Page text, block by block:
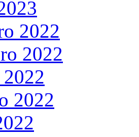
2022
2022
2022